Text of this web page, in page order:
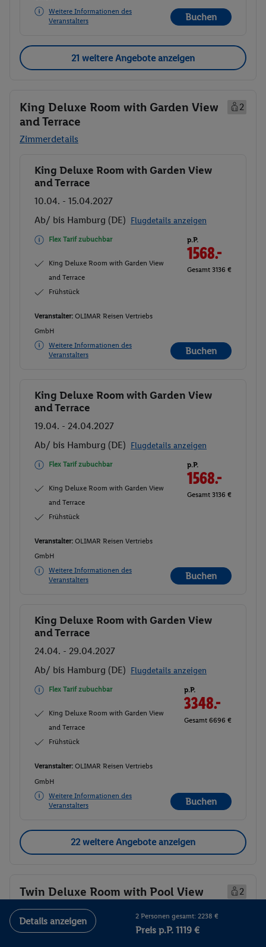
Weitere Informationen des
Veranstalters
Buchen
21 weitere Angebote anzeigen
King Deluxe Room with Garden View
and Terrace
2
Zimmerdetails
Buchen
King Deluxe Room with Garden View
and Terrace
10.04. - 15.04.2027
Ab/ bis Hamburg (DE) Flugdetails anzeigen
Flex Tarif zubuchbar
King Deluxe Room with Garden View
and Terrace
Frühstück
p.P.
1568.-
Gesamt 3136 €
Veranstalter: OLIMAR Reisen Vertriebs
GmbH
Weitere Informationen des
Veranstalters
Buchen
Buchen
King Deluxe Room with Garden View
and Terrace
19.04. - 24.04.2027
Ab/ bis Hamburg (DE) Flugdetails anzeigen
Flex Tarif zubuchbar
King Deluxe Room with Garden View
and Terrace
Frühstück
p.P.
1568.-
Gesamt 3136 €
Veranstalter: OLIMAR Reisen Vertriebs
GmbH
Weitere Informationen des
Veranstalters
Buchen
Buchen
King Deluxe Room with Garden View
and Terrace
24.04. - 29.04.2027
Ab/ bis Hamburg (DE) Flugdetails anzeigen
Flex Tarif zubuchbar
King Deluxe Room with Garden View
and Terrace
Frühstück
p.P.
3348.-
Gesamt 6696 €
Veranstalter: OLIMAR Reisen Vertriebs
GmbH
Weitere Informationen des
Veranstalters
Buchen
22 weitere Angebote anzeigen
Twin Deluxe Room with Pool View
2
Zimmerdetails
Details anzeigen 2 Personen gesamt: 2238 €
Preis p.P. 1119 €